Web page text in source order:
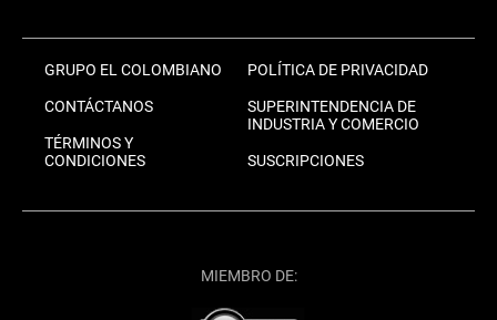
GRUPO EL COLOMBIANO
CONTÁCTANOS
TÉRMINOS Y
CONDICIONES
POLÍTICA DE PRIVACIDAD
SUPERINTENDENCIA DE
INDUSTRIA Y COMERCIO
SUSCRIPCIONES
MIEMBRO DE: